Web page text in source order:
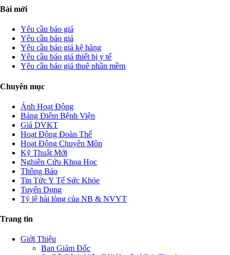
Bài mới
Yêu cầu báo giá
Yêu cầu báo giá
Yêu cầu báo giá kệ hàng
Yêu cầu báo giá thiết bị y tế
Yêu cầu báo giá thuê phần mềm
Chuyên mục
Ảnh Hoạt Động
Bảng Điểm Bệnh Viện
Giá DVKT
Hoạt Động Đoàn Thể
Hoạt Động Chuyên Môn
Kỹ Thuật Mới
Nghiên Cứu Khoa Học
Thông Báo
Tin Tức Y Tế Sức Khỏe
Tuyển Dụng
Tỷ lệ hài lòng của NB & NVYT
Trang tin
Giới Thiệu
Ban Giám Đốc